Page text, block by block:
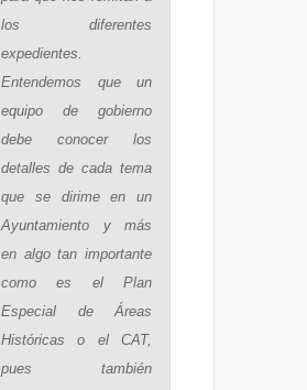
los diferentes
expedientes.
Entendemos que un
equipo de gobierno
debe conocer los
detalles de cada tema
que se dirime en un
Ayuntamiento y más
en algo tan importante
como es el Plan
Especial de Áreas
Históricas o el CAT,
pues también